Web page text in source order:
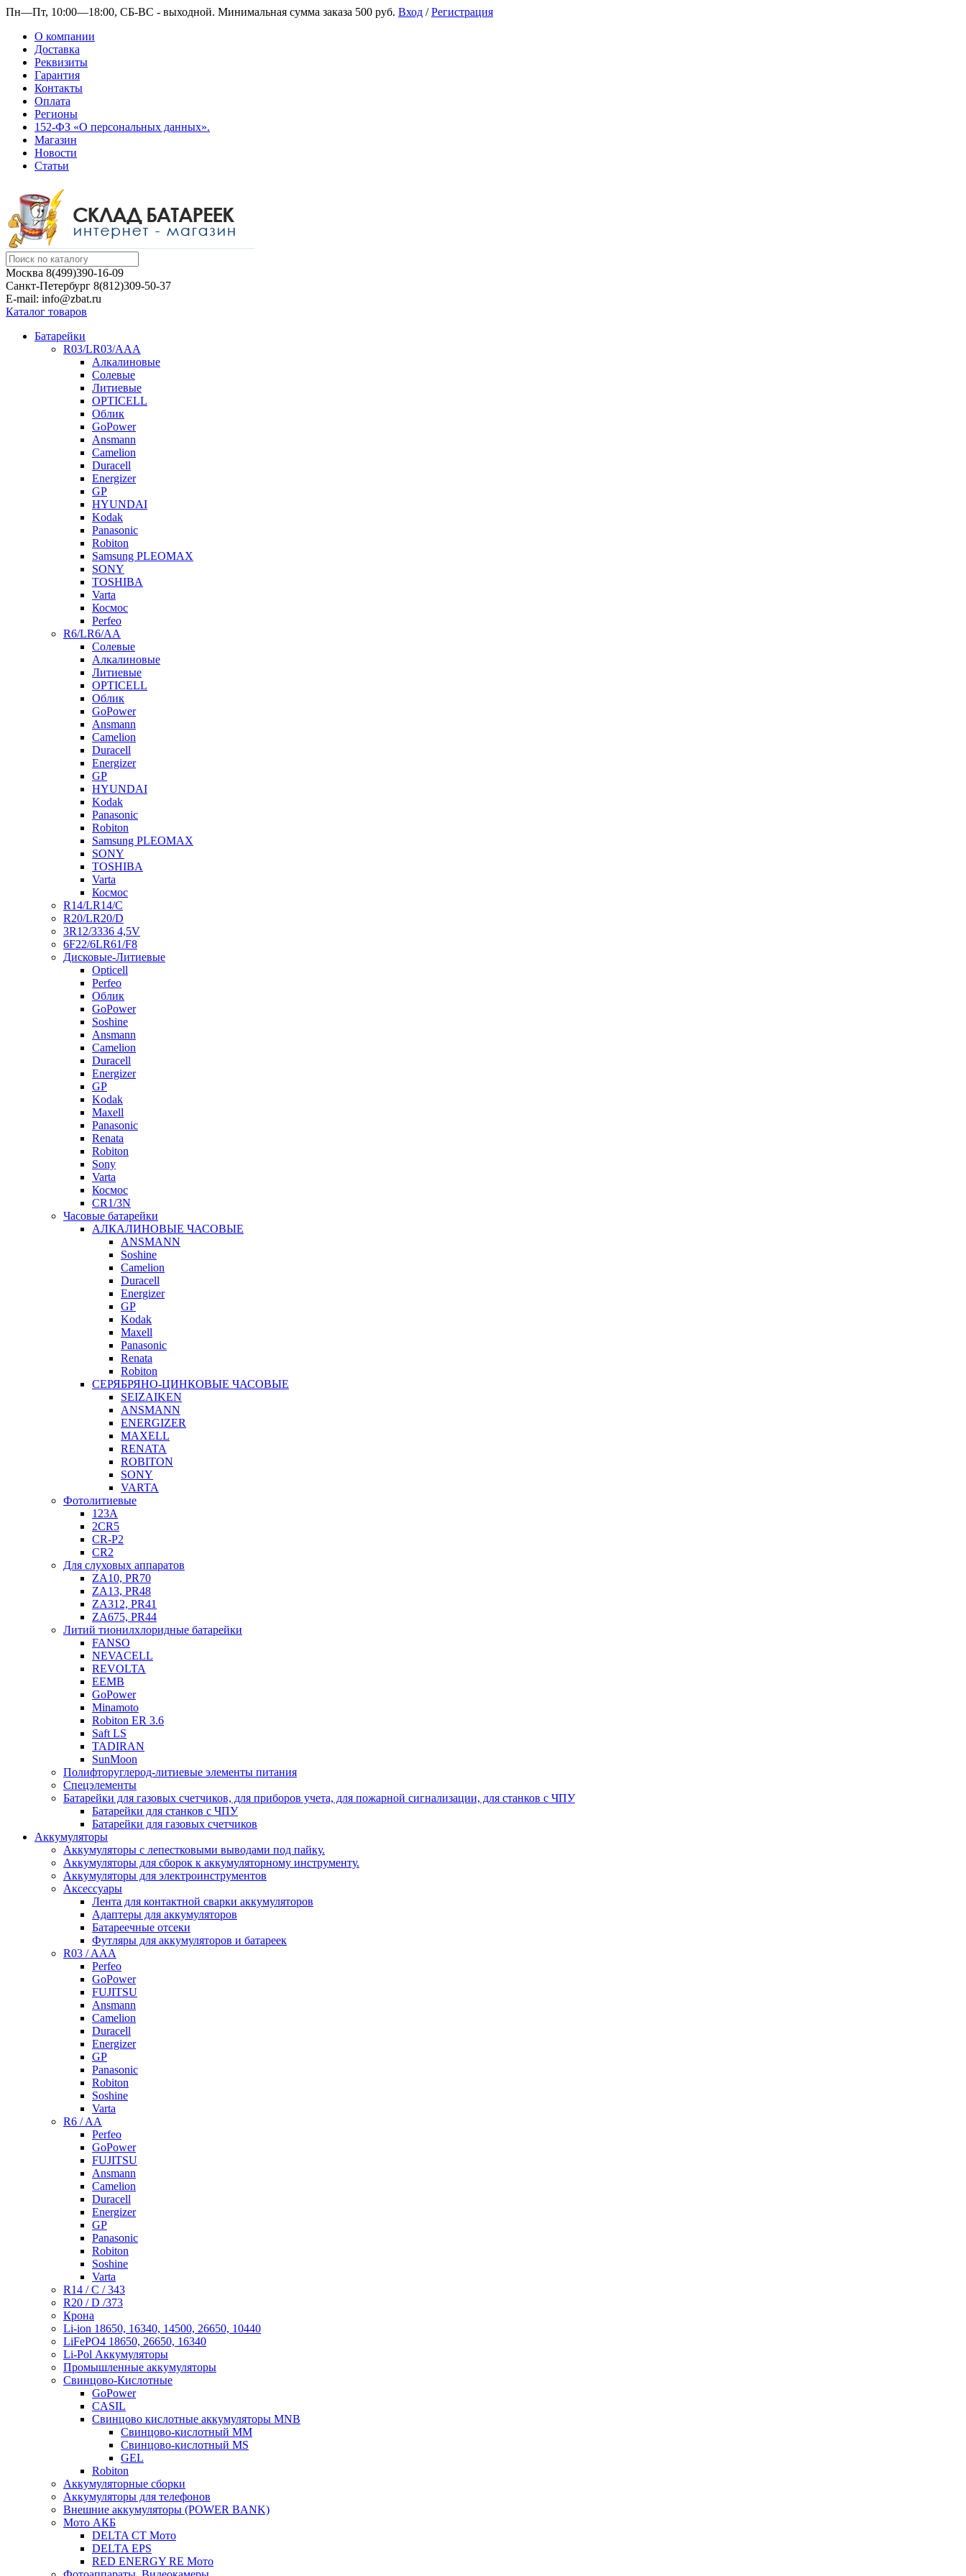
Пн—Пт, 10:00—18:00, СБ-ВС - выходной. Минимальная сумма заказа 500 руб. Вход /Регистрация
О компании
Доставка
Реквизиты
Гарантия
Контакты
Оплата
Регионы
152-ФЗ «О персональных данных».
Магазин
Новости
Статьи
Москва 8(499)390-16-09
Санкт-Петербург 8(812)309-50-37
E-mail: info@zbat.ru
Каталог товаров
Батарейки
R03/LR03/AAA
Алкалиновые
Солевые
Литиевые
OPTICELL
Облик
GoPower
Ansmann
Camelion
Duracell
Energizer
GP
HYUNDAI
Kodak
Panasonic
Robiton
Samsung PLEOMAX
SONY
TOSHIBA
Varta
Космос
Perfeo
R6/LR6/AA
Солевые
Алкалиновые
Литиевые
OPTICELL
Облик
GoPower
Ansmann
Camelion
Duracell
Energizer
GP
HYUNDAI
Kodak
Panasonic
Robiton
Samsung PLEOMAX
SONY
TOSHIBA
Varta
Космос
R14/LR14/C
R20/LR20/D
3R12/3336 4,5V
6F22/6LR61/F8
Дисковые-Литиевые
Opticell
Perfeo
Облик
GoPower
Soshine
Ansmann
Camelion
Duracell
Energizer
GP
Kodak
Maxell
Panasonic
Renata
Robiton
Sony
Varta
Космос
CR1/3N
Часовые батарейки
АЛКАЛИНОВЫЕ ЧАСОВЫЕ
ANSMANN
Soshine
Camelion
Duracell
Energizer
GP
Kodak
Maxell
Panasonic
Renata
Robiton
СЕРЯБРЯНО-ЦИНКОВЫЕ ЧАСОВЫЕ
SEIZAIKEN
ANSMANN
ENERGIZER
MAXELL
RENATA
ROBITON
SONY
VARTA
Фотолитиевые
123A
2CR5
CR-P2
CR2
Для слуховых аппаратов
ZA10, PR70
ZA13, PR48
ZA312, PR41
ZA675, PR44
Литий тионилхлоридные батарейки
FANSO
NEVACELL
REVOLTA
EEMB
GoPower
Minamoto
Robiton ER 3.6
Saft LS
TADIRAN
SunMoon
Полифторуглерод-литиевые элементы питания
Спецэлементы
Батарейки для газовых счетчиков, для приборов учета, для пожарной сигнализации, для станков с ЧПУ
Батарейки для станков с ЧПУ
Батарейки для газовых счетчиков
Аккумуляторы
Аккумуляторы с лепестковыми выводами под пайку.
Аккумуляторы для сборок к аккумуляторному инструменту.
Аккумуляторы для электроинструментов
Аксессуары
Лента для контактной сварки аккумуляторов
Адаптеры для аккумуляторов
Батареечные отсеки
Футляры для аккумуляторов и батареек
R03 / AAA
Perfeo
GoPower
FUJITSU
Ansmann
Camelion
Duracell
Energizer
GP
Panasonic
Robiton
Soshine
Varta
R6 / AA
Perfeo
GoPower
FUJITSU
Ansmann
Camelion
Duracell
Energizer
GP
Panasonic
Robiton
Soshine
Varta
R14 / C / 343
R20 / D /373
Крона
Li-ion 18650, 16340, 14500, 26650, 10440
LiFePO4 18650, 26650, 16340
Li-Pol Аккумуляторы
Промышленные аккумуляторы
Свинцово-Кислотные
GoPower
CASIL
Свинцово кислотные аккумуляторы MNB
Cвинцово-кислотный MM
Cвинцово-кислотный MS
GEL
Robiton
Аккумуляторные сборки
Аккумуляторы для телефонов
Внешние аккумуляторы (POWER BANK)
Мото АКБ
DELTA CT Мото
DELTA EPS
RED ENERGY RE Мото